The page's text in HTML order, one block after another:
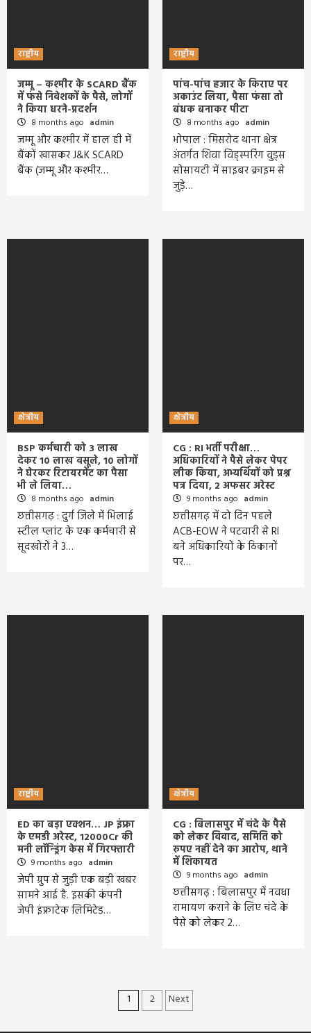
राष्ट्रीय
जम्मू – कश्मीर के SCARD बैंक
में फंसे निवेशकों के पैसे, लोगों
ने किया धरने-प्रदर्शन
8 months ago admin
जम्मू और कश्मीर में हाल ही में
बैंकों खासकर J&K SCARD
बैंक (जम्मू और कश्मीर…
राष्ट्रीय
पांच-पांच हजार के किराए पर
अकाउंट लिया, पैसा फंसा तो
बंधक बनाकर पीटा
8 months ago admin
भोपाल : मिसरोद थाना क्षेत्र
अंतर्गत शिवा विह्स्परिंग वुड्स
सोसायटी में साइबर क्राइम से
जुड़े…
क्षेत्रीय
BSP कर्मचारी को 3 लाख
देकर 10 लाख वसूले, 10 लोगों
ने घेरकर रिटायरमेंट का पैसा
भी ले लिया…
8 months ago admin
छत्तीसगढ़ : दुर्ग जिले में भिलाई
स्टील प्लांट के एक कर्मचारी से
सूदखोरों ने 3…
क्षेत्रीय
CG : RI भर्ती परीक्षा…
अधिकारियों ने पैसे लेकर पेपर
लीक किया, अभ्यर्थियों को प्रश्न
पत्र दिया, 2 अफसर अरेस्ट
9 months ago admin
छत्तीसगढ़ में दो दिन पहले
ACB-EOW ने पटवारी से RI
बने अधिकारियों के ठिकानों
पर…
राष्ट्रीय
ED का बड़ा एक्शन… JP इंफ्रा
के एमडी अरेस्ट, 12000Cr की
मनी लॉन्ड्रिंग केस में गिरफ्तारी
9 months ago admin
जेपी ग्रुप से जुड़ी एक बड़ी खबर
सामने आई है. इसकी कंपनी
जेपी इंफ्राटेक लिमिटेड…
क्षेत्रीय
CG : बिलासपुर में चंदे के पैसे
को लेकर विवाद, समिति को
रुपए नहीं देने का आरोप, थाने
में शिकायत
9 months ago admin
छत्तीसगढ़ : बिलासपुर में नवधा
रामायण कराने के लिए चंदे के
पैसे को लेकर 2…
Posts
1 2 Next